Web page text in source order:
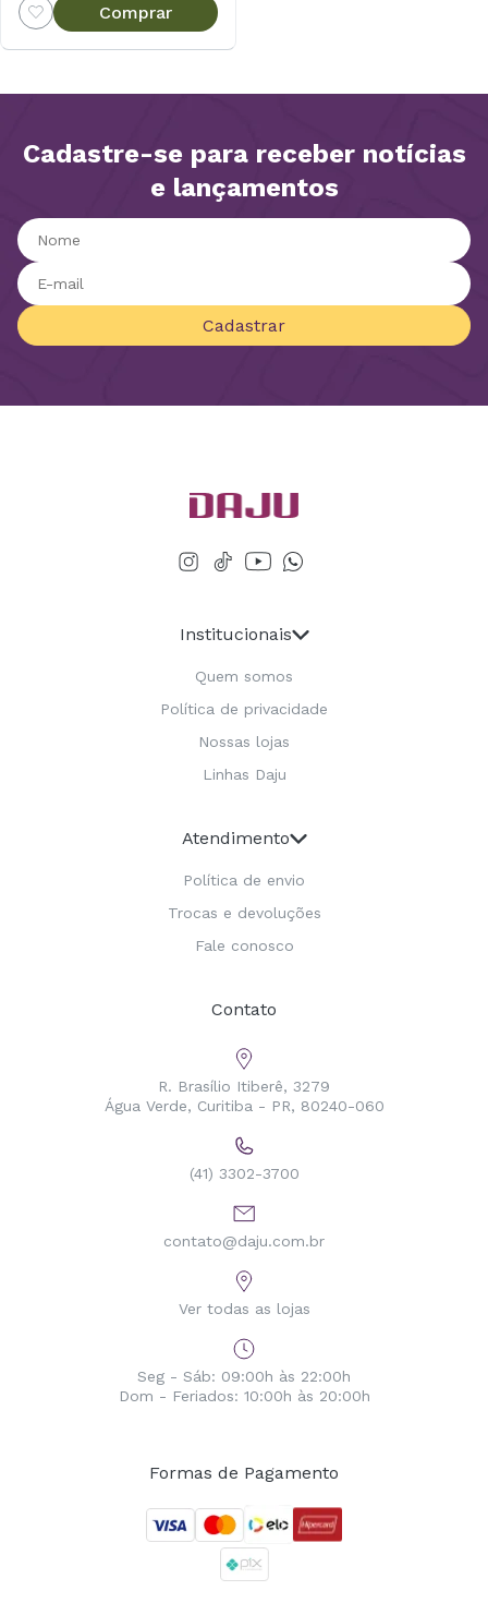
Comprar
Cadastre-se para receber notícias
e lançamentos
Cadastrar
Institucionais
Quem somos
Política de privacidade
Nossas lojas
Linhas Daju
Atendimento
Política de envio
Trocas e devoluções
Fale conosco
Contato
R. Brasílio Itiberê, 3279
Água Verde, Curitiba - PR, 80240-060
(41) 3302-3700
contato@daju.com.br
Ver todas as lojas
Seg - Sáb: 09:00h às 22:00h
Dom - Feriados: 10:00h às 20:00h
Formas de Pagamento